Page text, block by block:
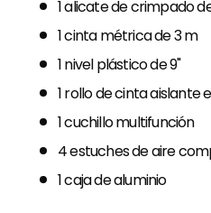
1 alicate de crimpado
1 cinta métrica de 3 m
1 nivel plástico de 9"
1 rollo de cinta aislante
1 cuchillo multifunción
4 estuches de aire
1 caja de aluminio